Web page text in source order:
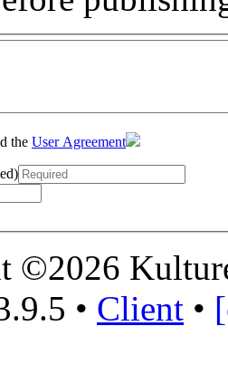
the User Agreement
©2026
• Client •